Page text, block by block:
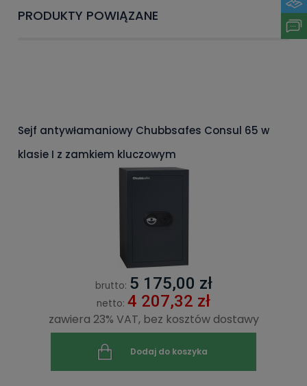
PRODUKTY POWIĄZANE
Sejf antywłamaniowy Chubbsafes Consul 65 w
klasie I z zamkiem kluczowym
brutto: 5 175,00 zł
netto: 4 207,32 zł
zawiera 23% VAT, bez kosztów dostawy
Dodaj do koszyka